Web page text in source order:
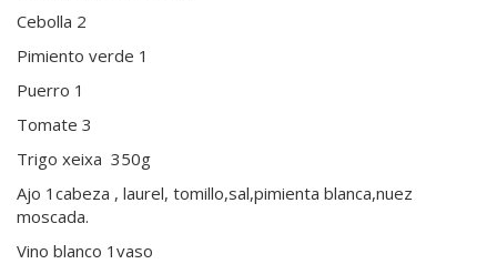
Cebolla 2
Pimiento verde 1
Puerro 1
Tomate 3
Trigo xeixa 350g
Ajo 1cabeza , laurel, tomillo,sal,pimienta blanca,nuez
moscada.
Vino blanco 1vaso